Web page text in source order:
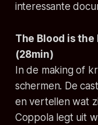
interessante
The Blood is
(28min)
In de making of
schermen. De
en vertellen wat
Coppola legt uit